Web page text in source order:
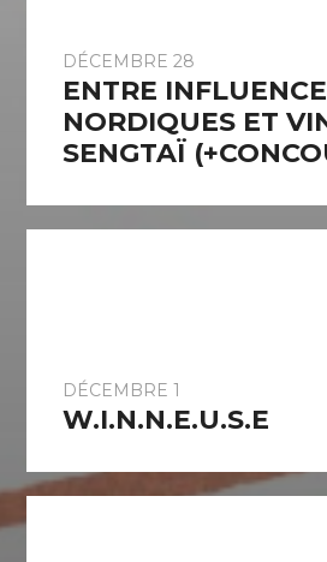
DÉCEMBRE 28
ENTRE
NORDIQUES ET
SENGTAÏ
DÉCEMBRE 1
W.I.N.N.E.U.S.E